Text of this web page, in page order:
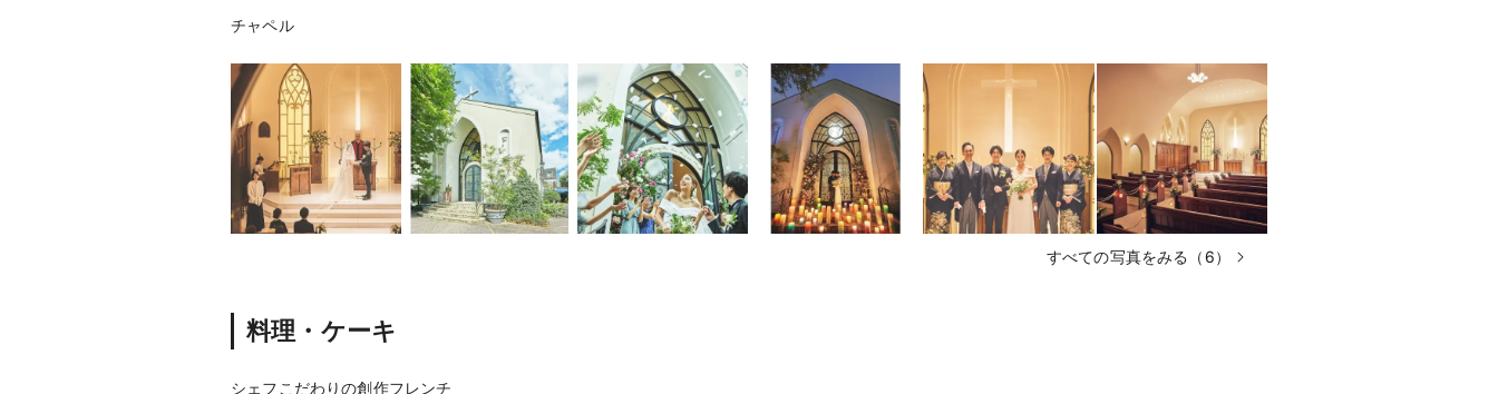
チャペル
すべての写真をみる（6）
料理・ケーキ
シェフこだわりの創作フレンチ